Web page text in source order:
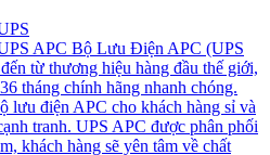
APC Bộ Lưu Điện APC (UPS
từ thương hiệu hàng đầu thế giới,
tháng chính hãng nhanh chóng.
lưu điện APC cho khách hàng sỉ và
tranh. UPS APC được phân phối
khách hàng sẽ yên tâm về chất